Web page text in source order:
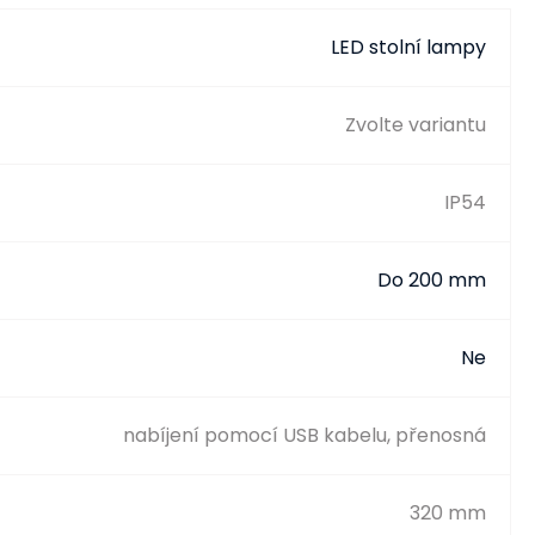
LED stolní lampy
Zvolte variantu
IP54
Do 200 mm
Ne
nabíjení pomocí USB kabelu, přenosná
320 mm